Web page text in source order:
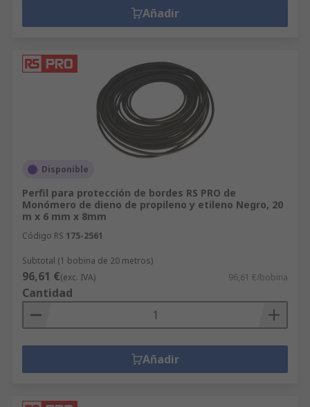
Añadir
Disponible
Perfil para protección de bordes RS PRO de
Monómero de dieno de propileno y etileno Negro, 20
m x 6 mm x 8mm
Código RS 175-2561
Subtotal (1 bobina de 20 metros)
96,61 €(exc. IVA) 96,61 €/bobina
Cantidad
Añadir